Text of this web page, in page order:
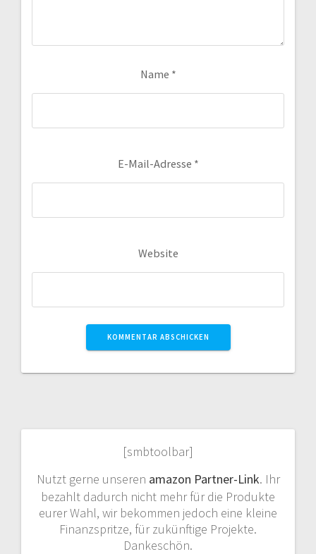
Name *
E-Mail-Adresse *
Website
[smbtoolbar]
Nutzt gerne unseren amazon Partner-Link. Ihr
bezahlt dadurch nicht mehr für die Produkte
eurer Wahl, wir bekommen jedoch eine kleine
Finanzspritze, für zukünftige Projekte.
Dankeschön.